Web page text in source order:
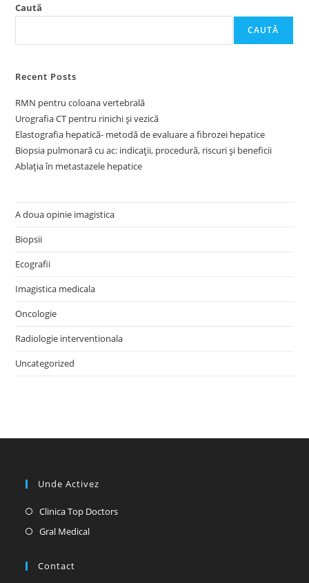
Caută
CAUTĂ
Recent Posts
RMN pentru coloana vertebrală
Urografia CT pentru rinichi și vezică
Elastografia hepatică- metodă de evaluare a fibrozei hepatice
Biopsia pulmonară cu ac: indicații, procedură, riscuri și beneficii
Ablația în metastazele hepatice
A doua opinie imagistica
Biopsii
Ecografii
Imagistica medicala
Oncologie
Radiologie interventionala
Uncategorized
Unde Activez
Clinica Top DoctorsOpens
Gral MedicalOpens
Contact